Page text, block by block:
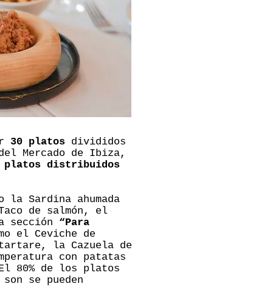
30 platos divididos
Mercado de Ibiza,
platos distribuidos
Sardina ahumada
de salmón, el
sección “Para
el Ceviche de
la Cazuela de
con patatas
80% de los platos
se pueden